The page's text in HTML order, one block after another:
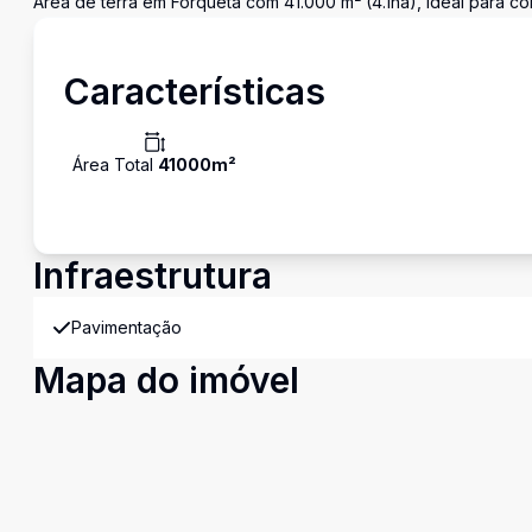
Características
Área Total 41000m²
Infraestrutura
Pavimentação
Mapa do imóvel